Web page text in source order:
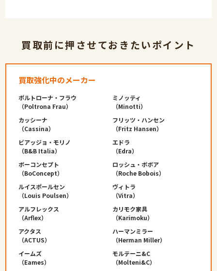
買取前に押させておきたいポイント
買取強化中のメーカー
ポルトローナ・フラウ
（Poltrona Frau）
ミノッティ
（Minotti）
カッシーナ
（Cassina）
フリッツ・ハンセン
（Fritz Hansen）
ビアッジョ・モリノ
（B&B Italia）
エドラ
（Edra）
ボーコンセプト
（BoConcept）
ロッシュ・ボボア
（Roche Bobois）
ルイスポールセン
（Louis Poulsen）
ヴィトラ
（Vitra）
アルフレックス
（Arflex）
カリモク家具
（Karimoku）
アクタス
（ACTUS）
ハーマンミラー
（Herman Miller）
イームズ
（Eames）
モルテーニ&C
（Molteni&C）